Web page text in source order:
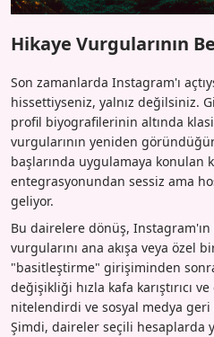
Hikaye Vurgularının
Son zamanlarda Instagram'ı
hissettiyseniz, yalnız değilsiniz.
profil biyografilerinin altında
vurgularının yeniden
başlarında uygulamaya konulan
entegrasyonundan sessiz ama
geliyor.
Bu dairelere dönüş, Instagram'ın
vurgularını ana akışa veya özel
"basitleştirme" girişiminden
değişikliği hızla kafa karıştırıcı
nitelendirdi ve sosyal medya
Şimdi, daireler seçili hesaplarda